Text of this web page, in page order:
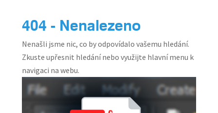
404 - Nenalezeno
Nenašli jsme nic, co by odpovídalo vašemu hledání.
Zkuste upřesnit hledání nebo využijte hlavní menu k
navigaci na webu.